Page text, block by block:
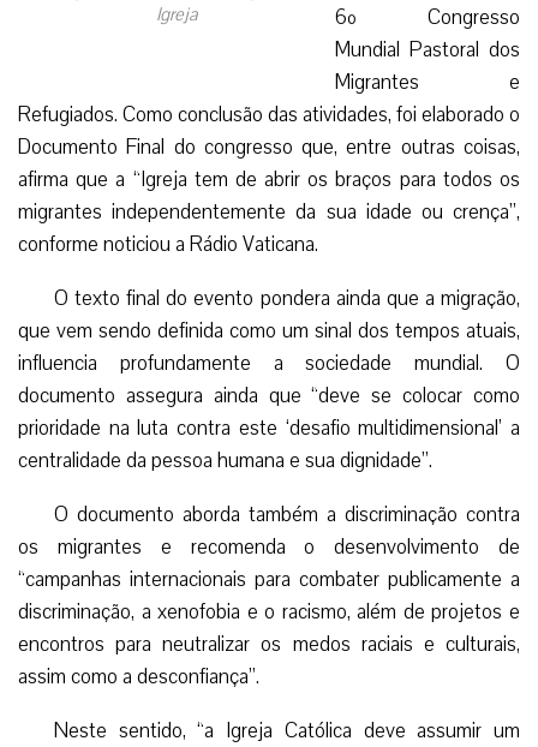
Igreja
6º Congresso
Mundial Pastoral dos
Migrantes e
Refugiados. Como conclusão das atividades, foi elaborado o
Documento Final do congresso que, entre outras coisas,
afirma que a “Igreja tem de abrir os braços para todos os
migrantes independentemente da sua idade ou crença”,
conforme noticiou a Rádio Vaticana.
O texto final do evento pondera ainda que a migração,
que vem sendo definida como um sinal dos tempos atuais,
influencia profundamente a sociedade mundial. O
documento assegura ainda que “deve se colocar como
prioridade na luta contra este ‘desafio multidimensional’ a
centralidade da pessoa humana e sua dignidade”.
O documento aborda também a discriminação contra
os migrantes e recomenda o desenvolvimento de
“campanhas internacionais para combater publicamente a
discriminação, a xenofobia e o racismo, além de projetos e
encontros para neutralizar os medos raciais e culturais,
assim como a desconfiança”.
Neste sentido, “a Igreja Católica deve assumir um